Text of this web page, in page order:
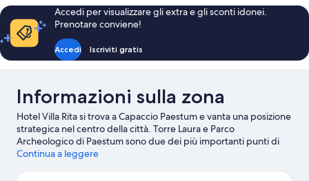
Accedi per visualizzare gli extra e gli sconti idonei.
Prenotare conviene!
Accedi Iscriviti gratis
Informazioni sulla zona
Hotel Villa Rita si trova a Capaccio Paestum e vanta una posizione
strategica nel centro della città. Torre Laura e Parco
Archeologico di Paestum sono due dei più importanti punti di
riferimento della zona, mentre a livello naturalistico spiccano
Anche Nevada Park e Bowling Gregorio meritano una visita.
Continua a leggere